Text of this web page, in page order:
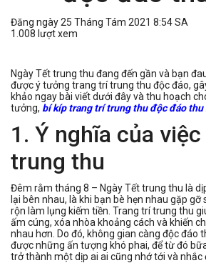
Đăng ngày 25 Tháng Tám 2021 8:54 SA
1.008 lượt xem
Ngày Tết trung thu đang đến gần và bạn
được ý tưởng trang trí trung thu độc đáo,
khảo ngay bài viết dưới đây và thu hoạch
tưởng, bí kíp trang trí trung thu độc đáo thu
1. Ý nghĩa của
trung thu
Đêm rằm tháng 8 – Ngày Tết trung thu là
lại bên nhau, là khi bạn bè hẹn nhau gặp
rộn làm lụng kiếm tiền. Trang trí trung thu
ấm cúng, xóa nhòa khoảng cách và khiến
nhau hơn. Do đó, không gian càng độc đáo
được những ấn tượng khó phai, để từ đó
trở thành một dịp ai ai cũng nhớ tới và nhắc